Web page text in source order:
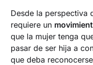
Desde la perspectiva
requiere un
que la mujer tenga
pasar de ser hija a
que deba